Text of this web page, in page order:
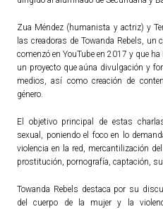
Zua Méndez (humanista y actriz) y
las creadoras de Towanda Rebels,
comenzó en YouTube en 2017 y que
un proyecto que aúna divulgación y
medios, así como creación de
género.
El objetivo principal de estas
sexual, poniendo el foco en lo
violencia en la red, mercantilización
prostitución, pornografía, captación,
Towanda Rebels destaca por su
del cuerpo de la mujer y la